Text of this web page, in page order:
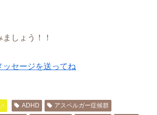
しょう！！
ッセージを送ってね
ADHD
アスペルガー症候群